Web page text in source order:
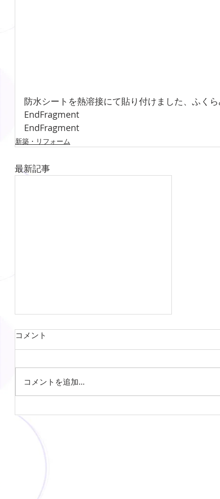
防水シートを熱溶接にて貼り付けました、ふく
EndFragment
EndFragment
新築・リフォーム
最新記事
令和７年度保育園遊具更新工事
コメント
コメントを追加…